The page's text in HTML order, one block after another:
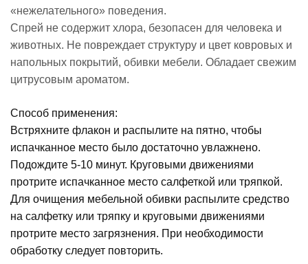
«нежелательного» поведения.
Спрей не содержит хлора, безопасен для человека и
животных. Не повреждает структуру и цвет ковровых и
напольных покрытий, обивки мебели. Обладает свежим
цитрусовым ароматом.
Способ применения:
Встряхните флакон и распылите на пятно, чтобы
испачканное место было достаточно увлажнено.
Подождите 5-10 минут. Круговыми движениями
протрите испачканное место салфеткой или тряпкой.
Для очищения мебельной обивки распылите средство
на салфетку или тряпку и круговыми движениями
протрите место загрязнения. При необходимости
обработку следует повторить.